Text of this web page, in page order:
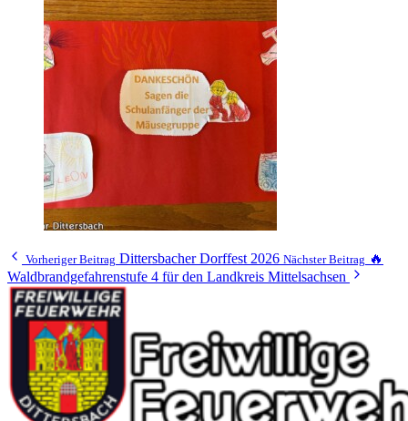
Vorheriger Beitrag Dittersbacher Dorffest 2026 Nächster Beitrag 🔥
Waldbrandgefahrenstufe 4 für den Landkreis Mittelsachsen